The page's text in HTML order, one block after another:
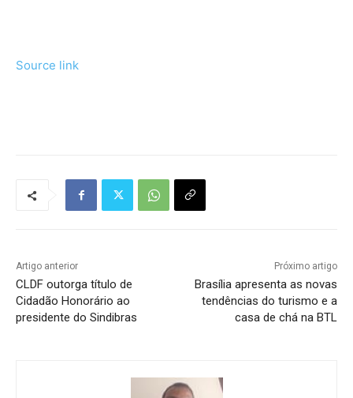
Source link
Artigo anterior
CLDF outorga título de
Cidadão Honorário ao
presidente do Sindibras
Próximo artigo
Brasília apresenta as novas
tendências do turismo e a
casa de chá na BTL